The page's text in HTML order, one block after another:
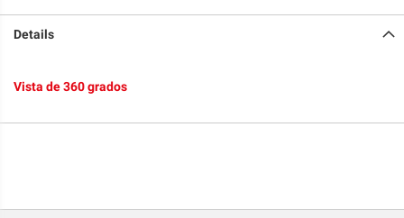
Details
Vista de 360 grados